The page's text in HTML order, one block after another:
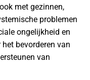
met gezinnen,
problemen
ongelijkheid en
bevorderen van
van